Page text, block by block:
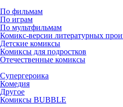
По фильмам
По играм
По мультфильмам
Комикс-версии литературных
Детские комиксы
Комиксы для подростков
Отечественные комиксы
Супергероика
Комедия
Другое
Комиксы BUBBLE